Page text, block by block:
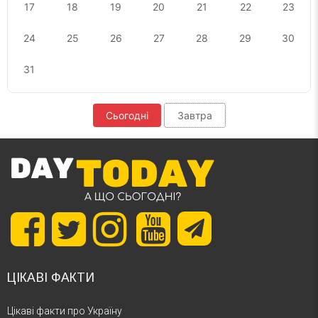
17 18 19 20 21 22 23
24 25 26 27 28 29 30
31
Сьогодні Завтра
ЦІКАВІ ФАКТИ
Цікаві факти про Україну